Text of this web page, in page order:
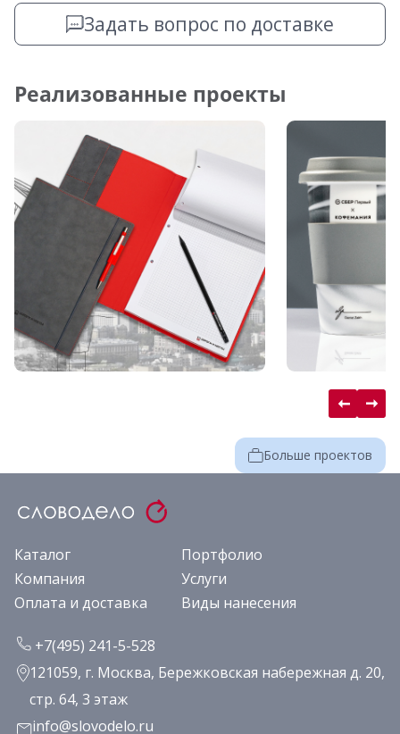
Задать вопрос по доставке
Реализованные проекты
Больше проектов
Каталог
Портфолио
Компания
Услуги
Оплата и доставка
Виды нанесения
+7(495) 241-5-528
121059, г. Москва, Бережковская набережная д. 20,
стр. 64, 3 этаж
info@slovodelo.ru